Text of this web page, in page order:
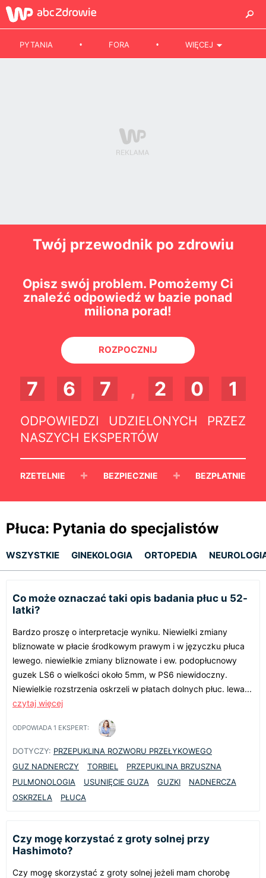
PYTANIA FORA WIĘCEJ
Twój przewodnik po zdrowiu
Opisz swój problem. Pomożemy Ci
znaleźć odpowiedź w bazie ponad
miliona porad!
ROZPOCZNIJ
7 6 7 , 2 0 1
ODPOWIEDZI UDZIELONYCH PRZEZ
NASZYCH EKSPERTÓW
RZETELNIE + BEZPIECZNIE + BEZPŁATNIE
Płuca: Pytania do specjalistów
WSZYSTKIE GINEKOLOGIA ORTOPEDIA
Co może oznaczać taki opis badania płuc u 52-
latki?
Bardzo proszę o interpretacje wyniku. Niewielki zmiany
bliznowate w płacie środkowym prawym i w języczku płuca
lewego. niewielkie zmiany bliznowate i ew. podopłucnowy
guzek LS6 o wielkości około 5mm, w PS6 niewidoczny.
Niewielkie rozstrzenia oskrzeli w płatach dolnych płuc. lewa...
czytaj więcej
ODPOWIADA 1 EKSPERT:
DOTYCZY: PRZEPUKLINA ROZWORU PRZEŁYKOWEGO
GUZ NADNERCZY
TORBIEL
PRZEPUKLINA BRZUSZNA
PULMONOLOGIA
USUNIĘCIE GUZA GUZKI
NADNERCZA
OSKRZELA
PŁUCA
Czy mogę korzystać z groty solnej przy
Hashimoto?
Czy mogę skorzystać z groty solnej jeżeli mam chorobę